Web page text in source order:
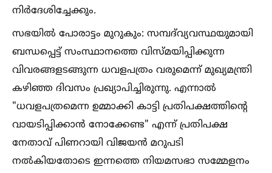
നിർദേശിച്ചേക്കും.
സഭയില്‍ പോരാട്ടം മുറുകും: സമ്പദ്‌വ്യവസ്ഥയുമായി
ബന്ധപ്പെട്ട് സംസ്ഥാനത്തെ വിസ്മയിപ്പിക്കുന്ന
വിവരങ്ങളടങ്ങുന്ന ധവളപത്രം വരുമെന്ന് മുഖ്യമന്ത്രി
കഴിഞ്ഞ ദിവസം പ്രഖ്യാപിച്ചിരുന്നു. എന്നാല്‍
"ധവളപത്രമെന്ന ഉമ്മാക്കി കാട്ടി പ്രതിപക്ഷത്തിന്റെ
വായടിപ്പിക്കാൻ നോക്കേണ്ട" എന്ന് പ്രതിപക്ഷ
നേതാവ് പിണറായി വിജയൻ മറുപടി
നല്‍കിയതോടെ ഇന്നത്തെ നിയമസഭാ സമ്മേളനം